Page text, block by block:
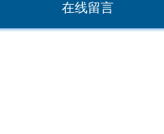
在线留言